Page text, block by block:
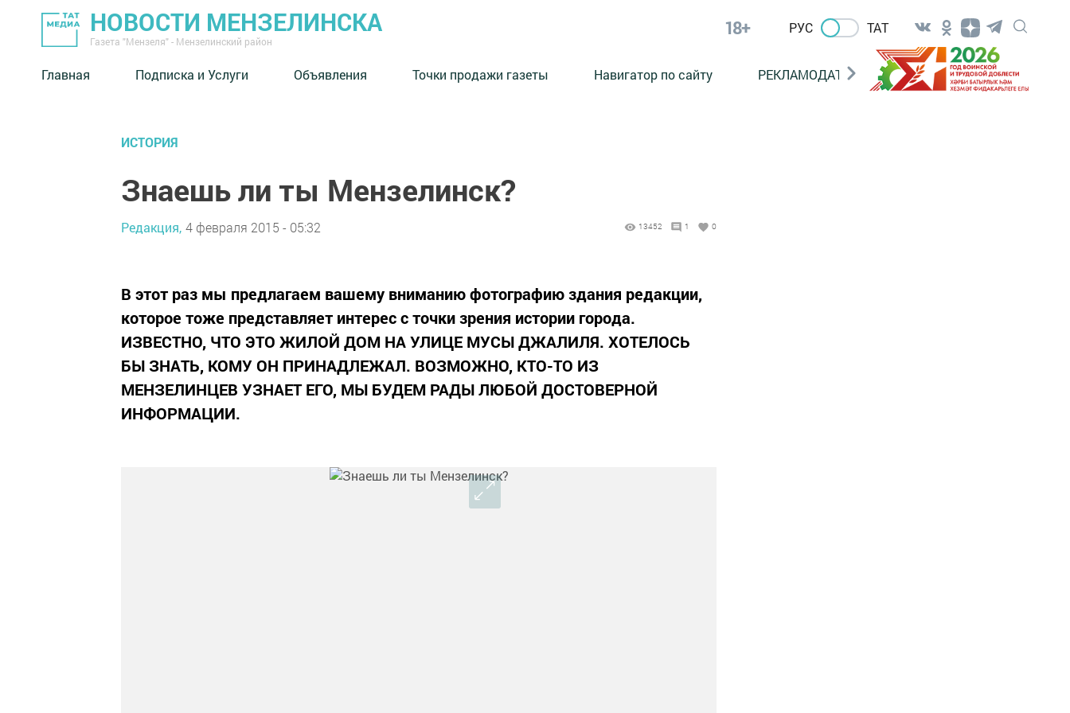
НОВОСТИ МЕНЗЕЛИНСКА
Газета "Мензеля" - Мензелинский район
18+ РУС ТАТ
Главная Подписка и Услуги Объявления Точки продажи газеты Навигатор по сайту РЕКЛАМОДАТЕЛЯМ
ИСТОРИЯ
Знаешь ли ты Мензелинск?
Редакция, 4 февраля 2015 - 05:32 13452 1 0
В этот раз мы предлагаем вашему вниманию фотографию здания редакции,
которое тоже представляет интерес с точки зрения истории города.
ИЗВЕСТНО, ЧТО ЭТО ЖИЛОЙ ДОМ НА УЛИЦЕ МУСЫ ДЖАЛИЛЯ. ХОТЕЛОСЬ
БЫ ЗНАТЬ, КОМУ ОН ПРИНАДЛЕЖАЛ. ВОЗМОЖНО, КТО-ТО ИЗ
МЕНЗЕЛИНЦЕВ УЗНАЕТ ЕГО, МЫ БУДЕМ РАДЫ ЛЮБОЙ ДОСТОВЕРНОЙ
ИНФОРМАЦИИ.